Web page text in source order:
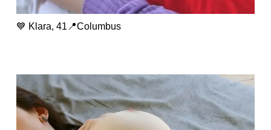
💙 Klara, 41📍Columbus